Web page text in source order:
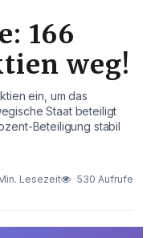
166
weg!
ein, um das
Staat beteiligt
Beteiligung stabil
Lesezeit 530 Aufrufe